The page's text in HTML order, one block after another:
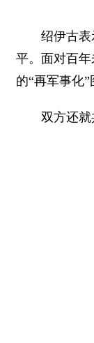
绍伊古
平。面对百
的“再军事化
双方还